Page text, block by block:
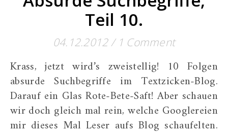
Teil 10.
04.12.2012/ 1 Comment
Krass, jetzt wird’s zweistellig! 10 Folgen
absurde Suchbegriffe im Textzicken-Blog.
Darauf ein Glas Rote-Bete-Saft! Aber schauen
wir doch gleich mal rein, welche Googlereien
mir dieses Mal Leser aufs Blog schaufelten.